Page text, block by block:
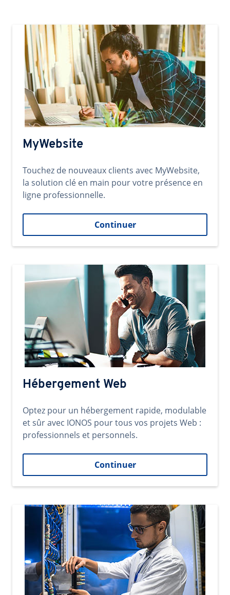
MyWebsite
Touchez de nouveaux clients avec MyWebsite,
la solution clé en main pour votre présence en
ligne professionnelle.
Continuer
Hébergement Web
Optez pour un hébergement rapide, modulable
et sûr avec IONOS pour tous vos projets Web :
professionnels et personnels.
Continuer